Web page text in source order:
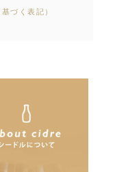
づく表記）